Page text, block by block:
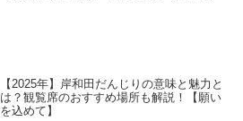
【2025年】岸和田だんじりの意味と魅力と
は？観覧席のおすすめ場所も解説！【願い
を込めて】